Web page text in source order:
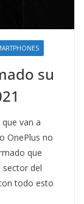
su
van a
OnePlus no
que
sector del
todo esto